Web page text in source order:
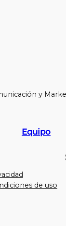
y
Equipo
de uso